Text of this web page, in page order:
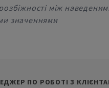
між
значеннями
ПО РОБОТІ З